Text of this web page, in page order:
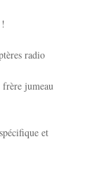
radio
jumeau
et